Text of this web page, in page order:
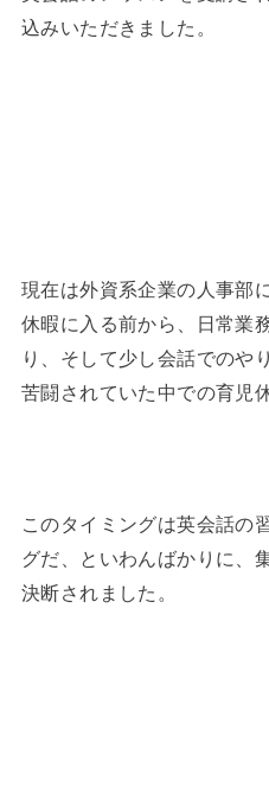
込みいただきました。
現在は外資系企業の人事部
休暇に入る前から、日常業
り、そして少し会話でのや
苦闘されていた中での育児休
このタイミングは英会話の
グだ、といわんばかりに、
決断されました。